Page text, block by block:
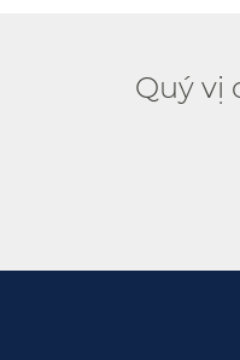
Quý vị